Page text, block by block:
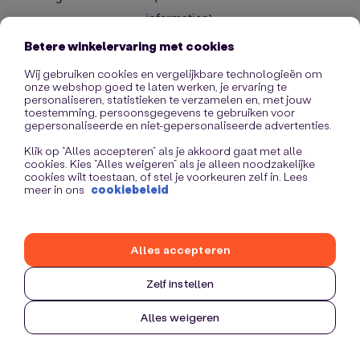
information).
Betere winkelervaring met cookies
Wij gebruiken cookies en vergelijkbare technologieën om
onze webshop goed te laten werken, je ervaring te
personaliseren, statistieken te verzamelen en, met jouw
toestemming, persoonsgegevens te gebruiken voor
gepersonaliseerde en niet-gepersonaliseerde advertenties.
Klik op “Alles accepteren” als je akkoord gaat met alle
cookies. Kies “Alles weigeren” als je alleen noodzakelijke
cookies wilt toestaan, of stel je voorkeuren zelf in. Lees
meer in ons cookiebeleid
Zelf instellen
Alles weigeren
Alles accepteren